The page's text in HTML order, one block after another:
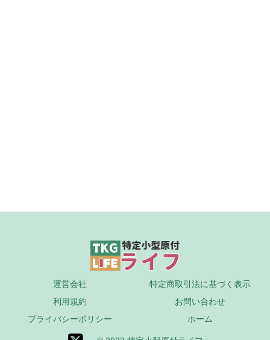
運営会社
特定商取引法に基づく表示
利用規約
お問い合わせ
プライバシーポリシー
ホーム